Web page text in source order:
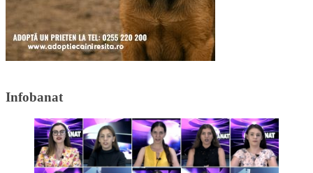
Infobanat